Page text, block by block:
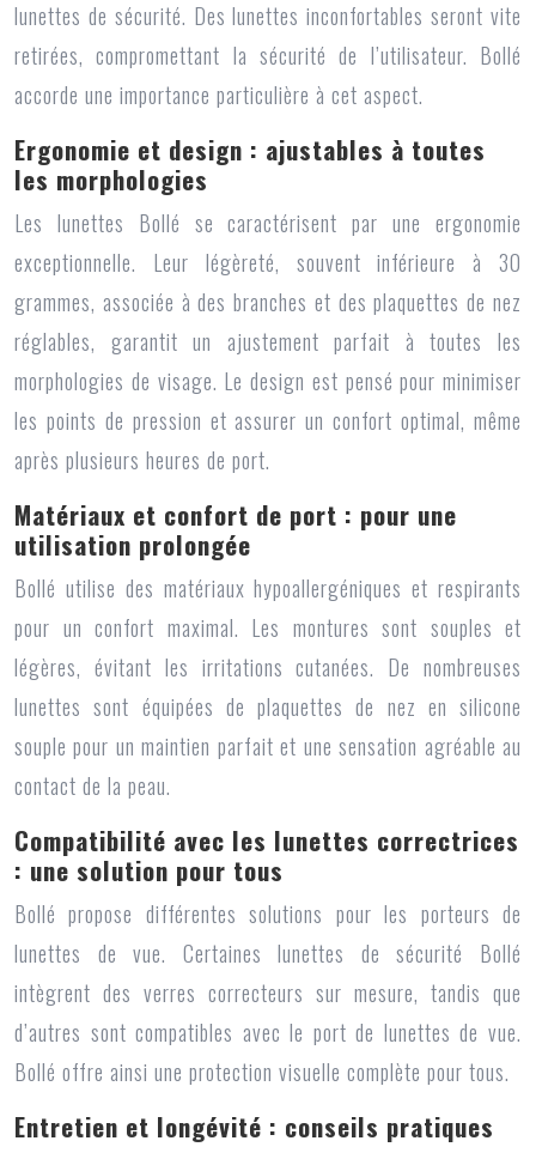
lunettes de sécurité. Des lunettes inconfortables seront vite
retirées, compromettant la sécurité de l’utilisateur. Bollé
accorde une importance particulière à cet aspect.
Ergonomie et design : ajustables à toutes
les morphologies
Les lunettes Bollé se caractérisent par une ergonomie
exceptionnelle. Leur légèreté, souvent inférieure à 30
grammes, associée à des branches et des plaquettes de nez
réglables, garantit un ajustement parfait à toutes les
morphologies de visage. Le design est pensé pour minimiser
les points de pression et assurer un confort optimal, même
après plusieurs heures de port.
Matériaux et confort de port : pour une
utilisation prolongée
Bollé utilise des matériaux hypoallergéniques et respirants
pour un confort maximal. Les montures sont souples et
légères, évitant les irritations cutanées. De nombreuses
lunettes sont équipées de plaquettes de nez en silicone
souple pour un maintien parfait et une sensation agréable au
contact de la peau.
Compatibilité avec les lunettes correctrices
: une solution pour tous
Bollé propose différentes solutions pour les porteurs de
lunettes de vue. Certaines lunettes de sécurité Bollé
intègrent des verres correcteurs sur mesure, tandis que
d’autres sont compatibles avec le port de lunettes de vue.
Bollé offre ainsi une protection visuelle complète pour tous.
Entretien et longévité : conseils pratiques